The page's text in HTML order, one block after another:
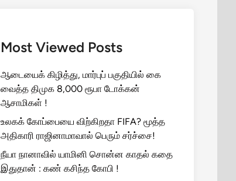
Most Viewed Posts
ஆடையைக் கிழித்து, மார்புப் பகுதியில் கை
வைத்த திமுக 8,000 ரூபா டோக்கன்
ஆசாமிகள் !
உலகக் கோப்பையை விற்கிறதா FIFA? மூத்த
அதிகாரி ராஜினாமாவால் பெரும் சர்ச்சை!
நீயா நானாவில் யாமினி சொன்ன காதல் கதை
இதுதான் : கண் கசிந்த கோபி !